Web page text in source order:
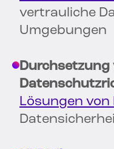
vertrauliche
Umgebungen
Durchsetzung
Lösungen